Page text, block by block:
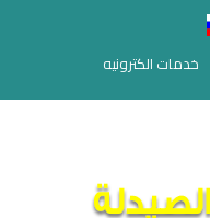
خدمات الكترونيه